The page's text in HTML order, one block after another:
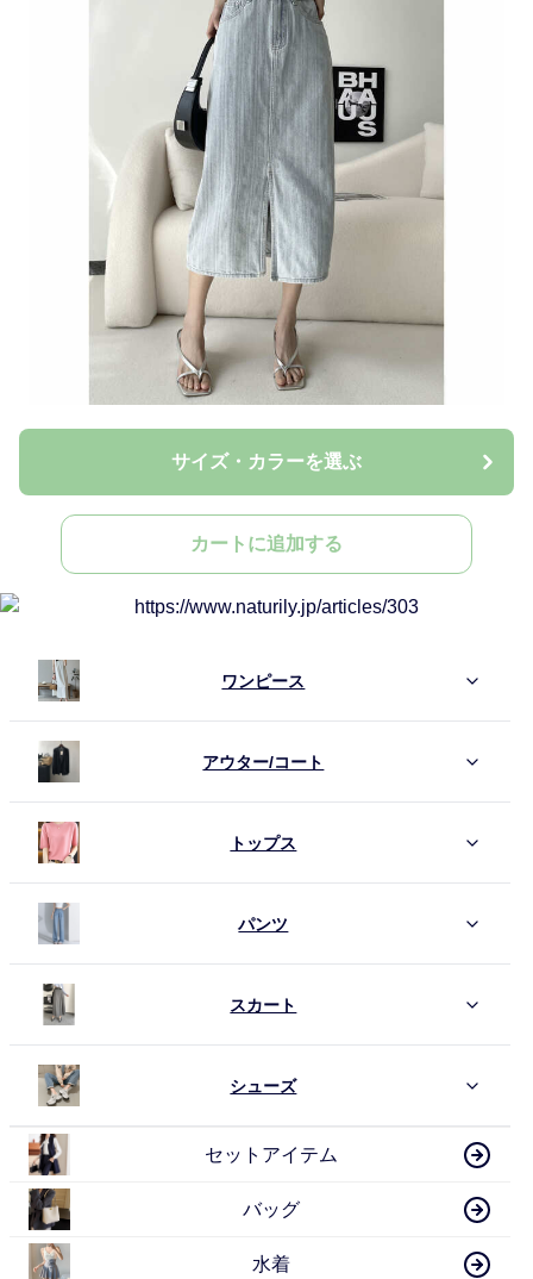
サイズ・カラーを選ぶ
カートに追加する
ワンピース
アウター/コート
トップス
パンツ
スカート
シューズ
セットアイテム
バッグ
水着